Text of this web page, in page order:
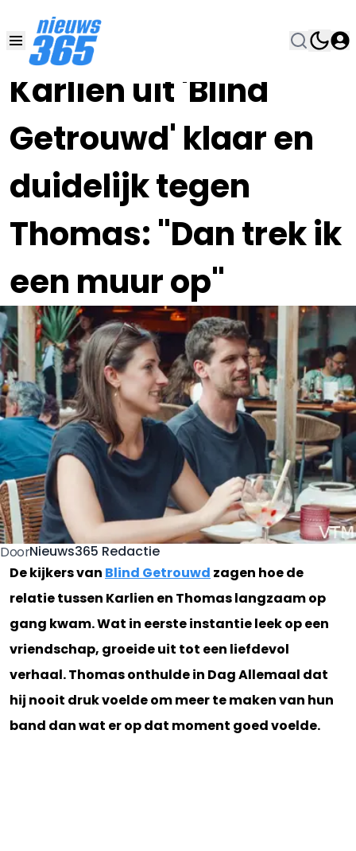
Karlien uit 'Blind
Getrouwd' klaar en
duidelijk tegen
Thomas: "Dan trek ik
een muur op"
14 DEC 2024, 9:54
DoorNieuws365 Redactie
De kijkers van Blind Getrouwd zagen hoe de
relatie tussen Karlien en Thomas langzaam op
gang kwam. Wat in eerste instantie leek op een
vriendschap, groeide uit tot een liefdevol
verhaal. Thomas onthulde in Dag Allemaal dat
hij nooit druk voelde om meer te maken van hun
band dan wat er op dat moment goed voelde.